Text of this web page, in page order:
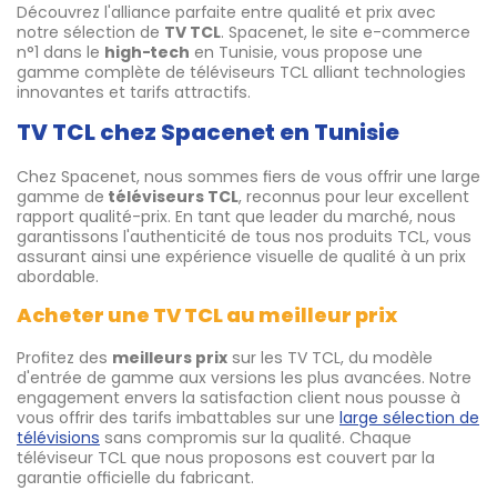
Découvrez l'alliance parfaite entre qualité et prix avec
notre sélection de TV TCL. Spacenet, le site e-commerce
n°1 dans le high-tech en Tunisie, vous propose une
gamme complète de téléviseurs TCL alliant technologies
innovantes et tarifs attractifs.
TV TCL chez Spacenet en Tunisie
Chez Spacenet, nous sommes fiers de vous offrir une large
gamme de téléviseurs TCL, reconnus pour leur excellent
rapport qualité-prix. En tant que leader du marché, nous
garantissons l'authenticité de tous nos produits TCL, vous
assurant ainsi une expérience visuelle de qualité à un prix
abordable.
Acheter une TV TCL au meilleur prix
Profitez des meilleurs prix sur les TV TCL, du modèle
d'entrée de gamme aux versions les plus avancées. Notre
engagement envers la satisfaction client nous pousse à
vous offrir des tarifs imbattables sur une large sélection de
télévisions sans compromis sur la qualité. Chaque
téléviseur TCL que nous proposons est couvert par la
garantie officielle du fabricant.